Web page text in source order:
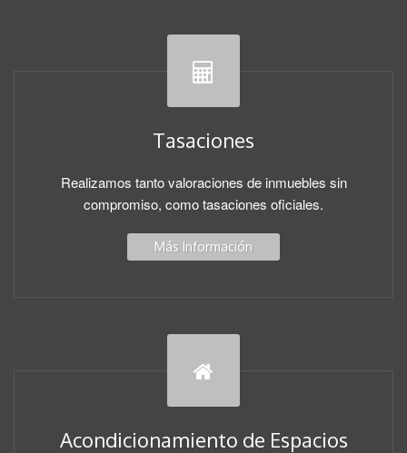
Tasaciones
Realizamos tanto valoraciones de inmuebles sin
compromiso, como tasaciones oficiales.
Más Información
Acondicionamiento de Espacios